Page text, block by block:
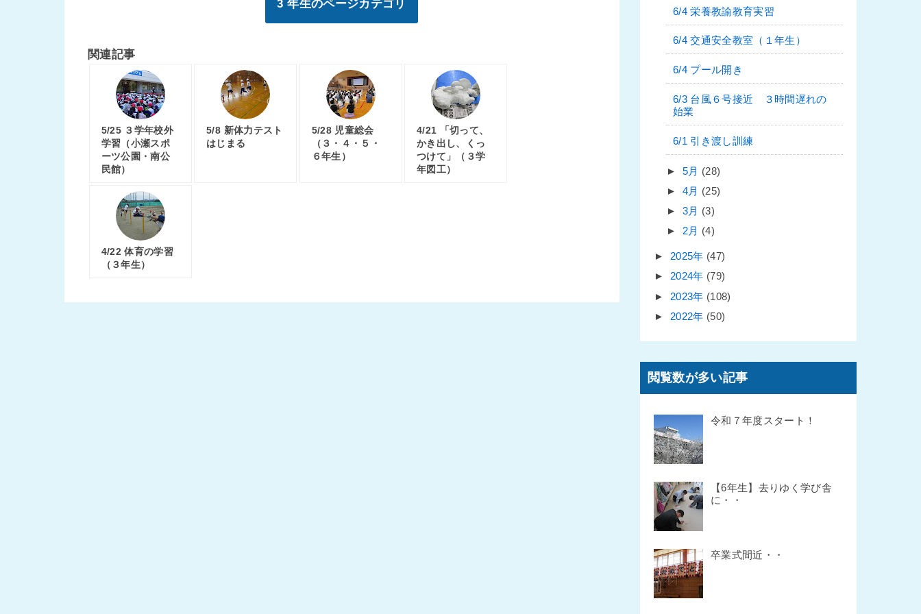
3 年生のページカテゴリ
関連記事
5/25 ３学年校外
学習（小瀬スポ
ーツ公園・南公
民館）
5/8 新体力テスト
はじまる
5/28 児童総会
（３・４・５・
６年生）
4/21 「切って、
かき出し、くっ
つけて」（３学
年図工）
4/22 体育の学習
（３年生）
6/4 栄養教諭教育実習
6/4 交通安全教室（１年生）
6/4 プール開き
6/3 台風６号接近 ３時間遅れの
始業
6/1 引き渡し訓練
► 5月 (28)
► 4月 (25)
► 3月 (3)
► 2月 (4)
► 2025年 (47)
► 2024年 (79)
► 2023年 (108)
► 2022年 (50)
閲覧数が多い記事
令和７年度スタート！
【6年生】去りゆく学び舎
に・・
卒業式間近・・